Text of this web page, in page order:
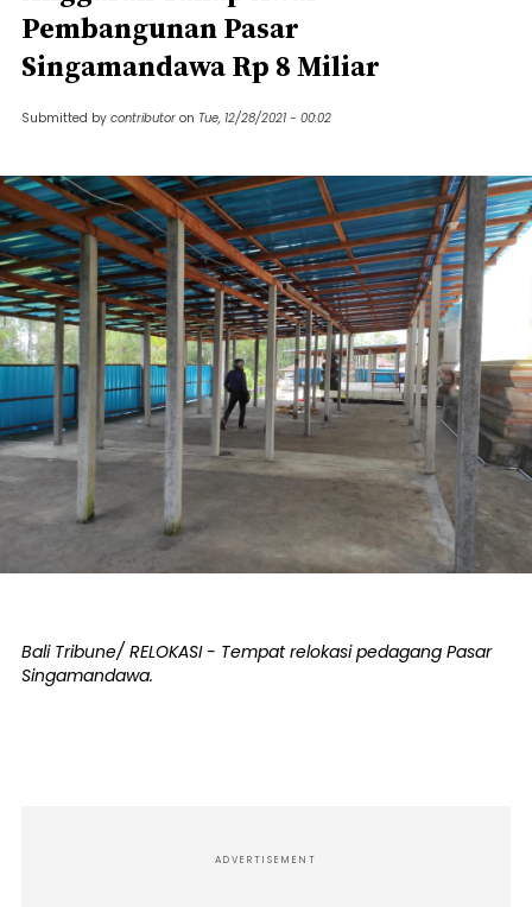
Pembangunan Pasar
Singamandawa Rp 8 Miliar
Submitted by contributor on Tue, 12/28/2021 - 00:02
Bali Tribune/ RELOKASI - Tempat relokasi pedagang Pasar
Singamandawa.
ADVERTISEMENT